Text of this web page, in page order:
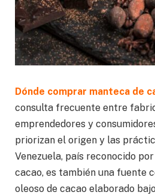
Dónde comprar manteca de
consulta frecuente entre
emprendedores y
priorizan el origen y las
Venezuela, país reconocido
cacao, es también una fuente
oleoso de cacao elaborado